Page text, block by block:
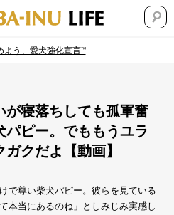
よう、愛犬強化宣言™
が寝落ちしても孤軍奮
パピー。でももうユラ
クだよ【動画】
で尊い柴犬パピー。彼らを見ている
本当にあるのね」としみじみ実感し